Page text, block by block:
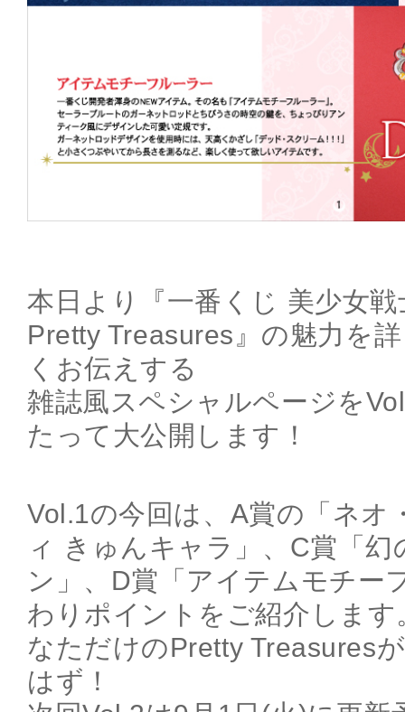
本日より『一番くじ 美少女
Pretty Treasures』の魅力を
くお伝えする
雑誌風スペシャルページを
たって大公開します！
Vol.1の今回は、A賞の「ネオ
ィ きゅんキャラ」、C賞「
ン」、D賞「アイテムモチー
わりポイントをご紹介しま
なただけのPretty Treasures
はず！